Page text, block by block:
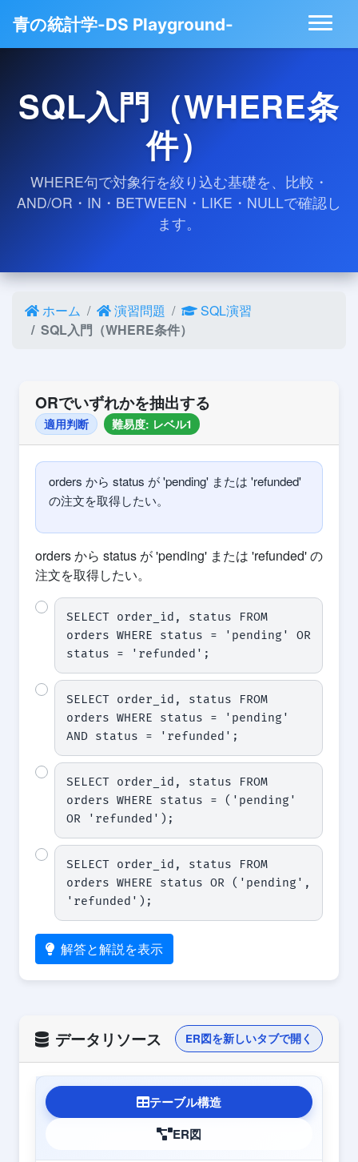
青の統計学-DS Playground-
SQL入門（WHERE条
件）
WHERE句で対象行を絞り込む基礎を、比較・
AND/OR・IN・BETWEEN・LIKE・NULLで確認し
ます。
ホーム 演習問題
SQL演習
SQL入門（WHERE条件）
ORでいずれかを抽出する
適用判断 難易度: レベル1
orders から status が 'pending' または 'refunded'
の注文を取得したい。
orders から status が 'pending' または 'refunded' の
注文を取得したい。
SELECT order_id, status FROM
orders WHERE status = 'pending' OR
status = 'refunded';
SELECT order_id, status FROM
orders WHERE status = 'pending'
AND status = 'refunded';
SELECT order_id, status FROM
orders WHERE status = ('pending'
OR 'refunded');
SELECT order_id, status FROM
orders WHERE status OR ('pending',
'refunded');
解答と解説を表示
データリソース ER図を新しいタブで開く
テーブル構造
ER図